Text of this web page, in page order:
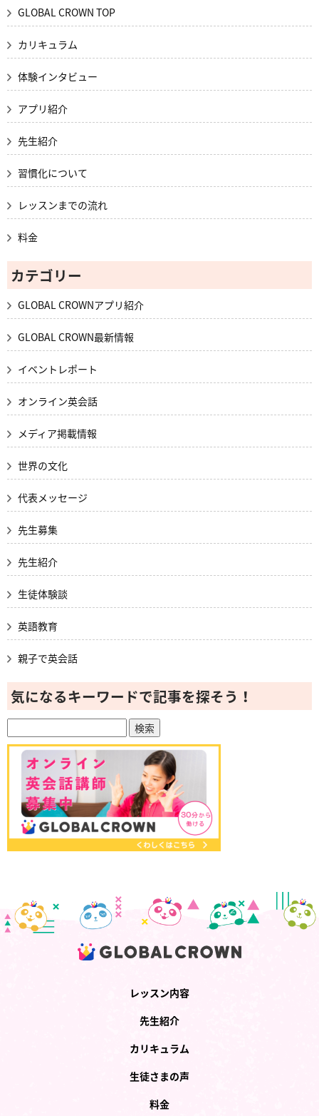
GLOBAL CROWN TOP
カリキュラム
体験インタビュー
アプリ紹介
先生紹介
習慣化について
レッスンまでの流れ
料金
カテゴリー
GLOBAL CROWNアプリ紹介
GLOBAL CROWN最新情報
イベントレポート
オンライン英会話
メディア掲載情報
世界の文化
代表メッセージ
先生募集
先生紹介
生徒体験談
英語教育
親子で英会話
気になるキーワードで記事を探そう！
レッスン内容
先生紹介
カリキュラム
生徒さまの声
料金